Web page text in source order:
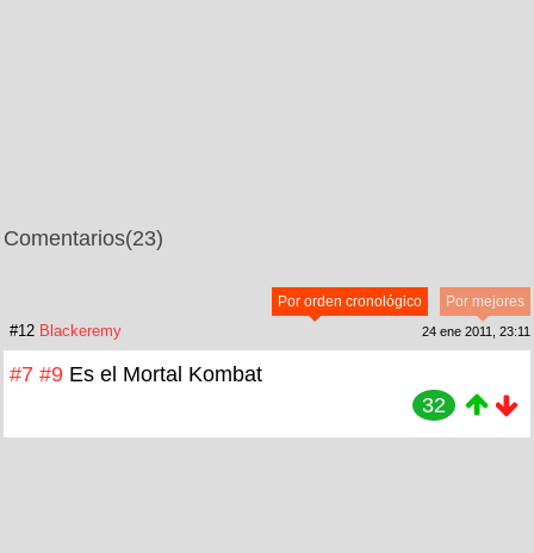
Comentarios(23)
Por mejores
Por orden cronológico
#12 Blackeremy 24 ene 2011, 23:11
#7 #9 Es el Mortal Kombat
32